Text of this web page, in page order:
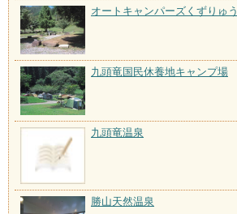
オートキャンパーズくずりゅう
九頭竜国民休養地キャンプ場
九頭竜温泉
勝山天然温泉